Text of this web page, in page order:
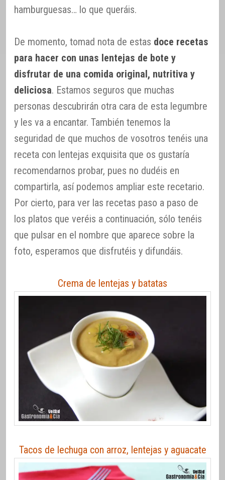
hamburguesas… lo que queráis.
De momento, tomad nota de estas doce recetas
para hacer con unas lentejas de bote y
disfrutar de una comida original, nutritiva y
deliciosa. Estamos seguros que muchas
personas descubrirán otra cara de esta legumbre
y les va a encantar. También tenemos la
seguridad de que muchos de vosotros tenéis una
receta con lentejas exquisita que os gustaría
recomendarnos probar, pues no dudéis en
compartirla, así podemos ampliar este recetario.
Por cierto, para ver las recetas paso a paso de
los platos que veréis a continuación, sólo tenéis
que pulsar en el nombre que aparece sobre la
foto, esperamos que disfrutéis y difundáis.
Crema de lentejas y batatas
Tacos de lechuga con arroz, lentejas y aguacate